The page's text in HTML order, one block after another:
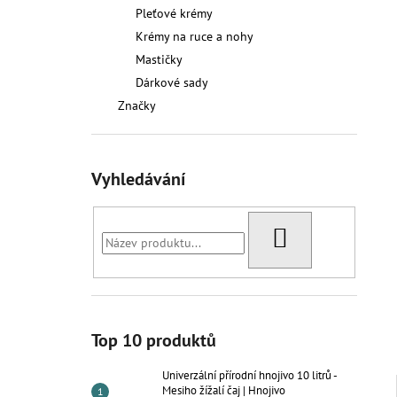
Pleťové krémy
Krémy na ruce a nohy
Mastičky
Dárkové sady
Značky
Vyhledávání
Top 10 produktů
Univerzální přírodní hnojivo 10 litrů -
Mesiho žížalí čaj | Hnojivo
UNIVERZÁLNÍ PŘÍRODNÍ HNOJIVO 10
LITRŮ - MESIHO ŽÍŽALÍ ČAJ | HNOJIVO
1 391,50 Kč